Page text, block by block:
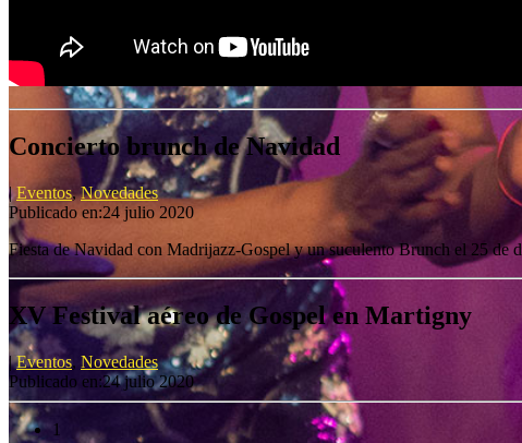
Concierto brunch de Navidad
|Eventos,Novedades
Publicado en:24 julio 2020
Fiesta de Navidad con Madrijazz-Gospel y un suculento Brunch el 25 de
XV Festival aéreo de Gospel en Martigny
|Eventos, Novedades
Publicado en:24 julio 2020
1